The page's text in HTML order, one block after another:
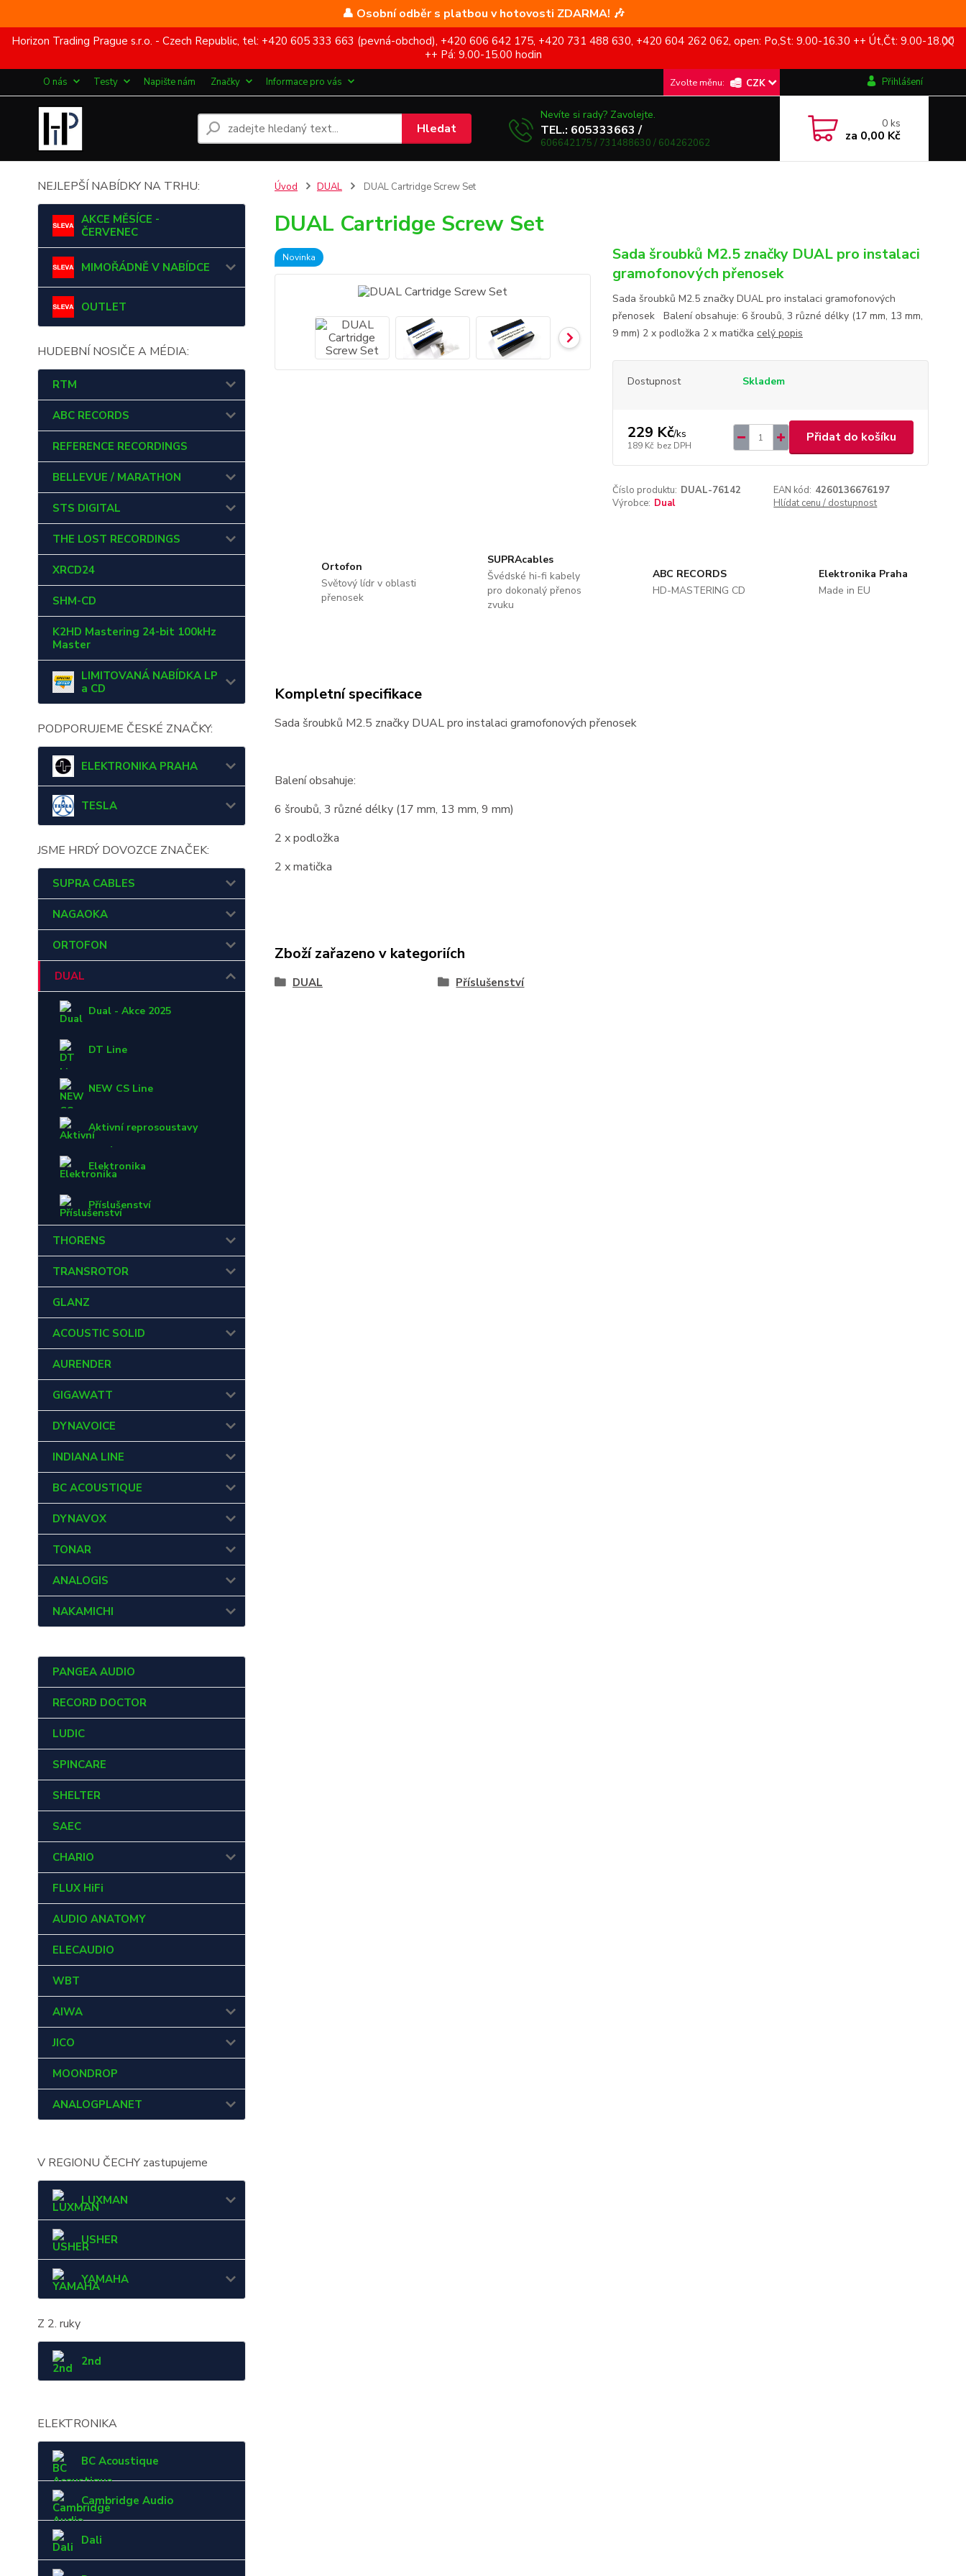
👤 Osobní odběr s platbou v hotovosti ZDARMA! 🎶
Horizon Trading Prague s.r.o. - Czech Republic, tel: +420 605 333 663 (pevná-obchod), +420 606 642 175, +420 731 488 630, +420 604 262 062, open: Po,St: 9.00-16.30 ++ Út,Čt: 9.00-18.00
++ Pá: 9.00-15.00 hodin
O nás Testy Napište nám Značky Informace pro vás CZK Přihlášení
Hledat
Nevíte si rady? Zavolejte.
TEL.: 605333663 /
606642175 / 731488630 / 604262062
0ks
za 0,00 Kč
NEJLEPŠÍ NABÍDKY NA TRHU:
AKCE MĚSÍCE -
ČERVENEC
MIMOŘÁDNĚ V NABÍDCE
OUTLET
HUDEBNÍ NOSIČE A MÉDIA:
RTM
ABC RECORDS
REFERENCE RECORDINGS
BELLEVUE / MARATHON
STS DIGITAL
THE LOST RECORDINGS
XRCD24
SHM-CD
K2HD Mastering 24-bit 100kHz
Master
LIMITOVANÁ NABÍDKA LP
a CD
PODPORUJEME ČESKÉ ZNAČKY:
ELEKTRONIKA PRAHA
TESLA
JSME HRDÝ DOVOZCE ZNAČEK:
SUPRA CABLES
NAGAOKA
ORTOFON
DUAL
Dual - Akce 2025
DT Line
NEW CS Line
Aktivní reprosoustavy
Elektronika
Příslušenství
THORENS
TRANSROTOR
GLANZ
ACOUSTIC SOLID
AURENDER
GIGAWATT
DYNAVOICE
INDIANA LINE
BC ACOUSTIQUE
DYNAVOX
TONAR
ANALOGIS
NAKAMICHI
PANGEA AUDIO
RECORD DOCTOR
LUDIC
SPINCARE
SHELTER
SAEC
CHARIO
FLUX HiFi
AUDIO ANATOMY
ELECAUDIO
WBT
AIWA
JICO
MOONDROP
ANALOGPLANET
V REGIONU ČECHY zastupujeme
LUXMAN
USHER
YAMAHA
Z 2. ruky
2nd
ELEKTRONIKA
BC Acoustique
Cambridge Audio
Dali
Úvod DUAL DUAL Cartridge Screw Set
DUAL Cartridge Screw Set
Novinka
Sada šroubků M2.5 značky DUAL pro instalaci
gramofonových přenosek
Sada šroubků M2.5 značky DUAL pro instalaci gramofonových
přenosek Balení obsahuje: 6 šroubů, 3 různé délky (17 mm, 13 mm,
9 mm) 2 x podložka 2 x matička celý popis
Dostupnost Skladem
229 Kč/ks
189 Kč bez DPH
Přidat do košíku
Číslo produktu: DUAL-76142 EAN kód: 4260136676197
Výrobce: Dual Hlídat cenu / dostupnost
Ortofon
Světový lídr v oblasti
přenosek
SUPRAcables
Švédské hi-fi kabely
pro dokonalý přenos
zvuku
ABC RECORDS
HD-MASTERING CD
Elektronika Praha
Made in EU
Kompletní specifikace
Sada šroubků M2.5 značky DUAL pro instalaci gramofonových přenosek
Balení obsahuje:
6 šroubů, 3 různé délky (17 mm, 13 mm, 9 mm)
2 x podložka
2 x matička
Zboží zařazeno v kategoriích
DUAL Příslušenství